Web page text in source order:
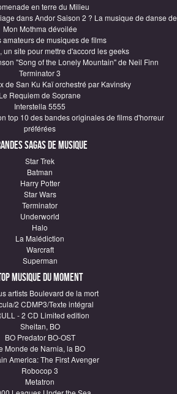
en terre du Milieu
dans Andor Saison 2 ? La musique de danse de
Mon Mothma dévoilée
amateurs de musiques de films
un site pour mettre d'accord les geeks
"Song of the Lonely Mountain" de Neil Finn
Terminator 3
de San Ku Kaï orchestré par Kavinsky
Le Requiem de Soprane
Interstella 5555
top 10 des bandes originales de films d'horreur
préférées
sagas de Musique
Star Trek
Batman
Harry Potter
Star Wars
Terminator
Underworld
Halo
La Malédiction
Warcraft
Superman
Musique du moment
artists Boulevard de la mort
2 CDMP3/Texte intégral
- 2 CD Limited edition
Sheitan, BO
BO Predator BO-OST
Monde de Narnia, la BO
America: The First Avenger
Robocop 3
Metatron